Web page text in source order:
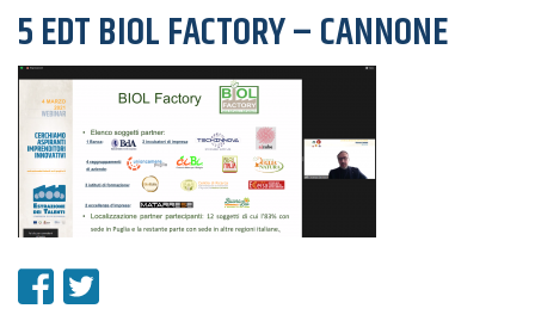
5 EDT BIOL FACTORY – CANNONE
Condividi su Facebook
Condividi su Twitter